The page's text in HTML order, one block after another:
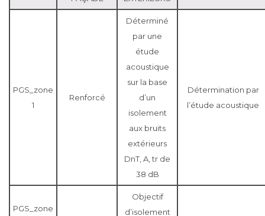
PGS_zone
1
Renforcé
Déterminé
par une
étude
acoustique
sur la base
d’un
isolement
aux bruits
extérieurs
DnT, A, tr de
38 dB
Détermination par
l’étude acoustique
PGS_zone
Objectif
d’isolement